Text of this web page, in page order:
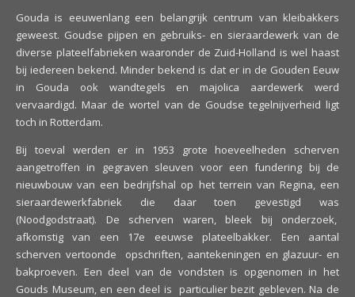
Gouda is eeuwenlang een belangrijk centrum van kleibakkers
geweest. Goudse pijpen en gebruiks- en sieraardewerk van de
diverse plateelfabrieken waaronder de Zuid-Holland is wel haast
bij iedereen bekend. Minder bekend is dat er in de Gouden Eeuw
in Gouda ook wandtegels en majolica aardewerk werd
vervaardigd. Maar de wortel van de Goudse tegelnijverheid ligt
toch in Rotterdam.
Bij toeval werden er in 1953 grote hoeveelheden scherven
aangetroffen in gegraven sleuven voor een fundering bij de
nieuwbouw van een bedrijfshal op het terrein van Regina, een
sieraardewerkfabriek die daar toen gevestigd was
(Noodgodstraat). De scherven waren, bleek bij onderzoek,
afkomstig van een 17e eeuwse plateelbakker. Een aantal
scherven vertoonde opschriften, aantekeningen en glazuur- en
bakproeven. Een deel van de vondsten is opgenomen in het
Gouds Museum, en een deel is particulier bezit gebleven. Na de